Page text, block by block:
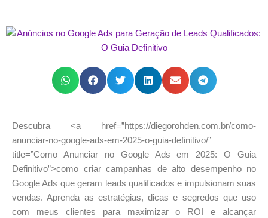
Descubra <a href=”https://diegorohden.com.br/como-
anunciar-no-google-ads-em-2025-o-guia-definitivo/”
title=”Como Anunciar no Google Ads em 2025: O Guia
Definitivo”>como criar campanhas de alto desempenho no
Google Ads que geram leads qualificados e impulsionam suas
vendas. Aprenda as estratégias, dicas e segredos que uso
com meus clientes para maximizar o ROI e alcançar